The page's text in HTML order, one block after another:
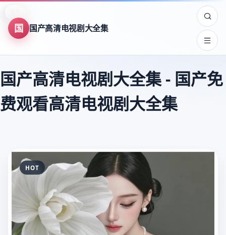
国 国产高清电视剧大全集
国产高清电视剧大全集- 国产免
费观看高清电视剧大全集
HOT